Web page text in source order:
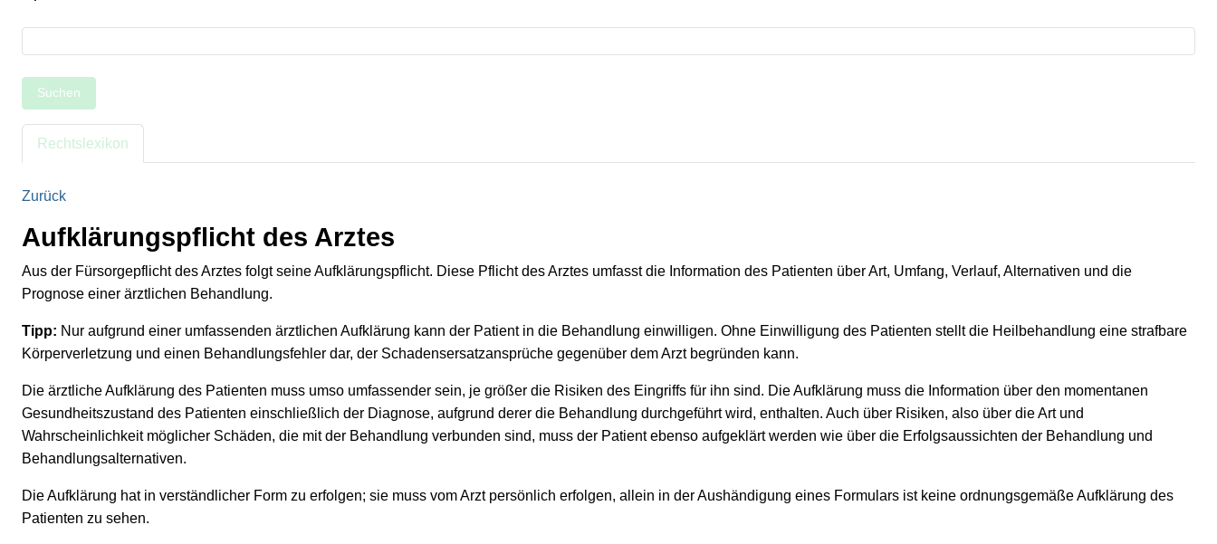
Suchen
Rechtslexikon
Zurück
Aufklärungspflicht des Arztes
Aus der Fürsorgepflicht des Arztes folgt seine Aufklärungspflicht. Diese Pflicht des Arztes umfasst die Information des Patienten über Art, Umfang, Verlauf, Alternativen und die
Prognose einer ärztlichen Behandlung.
Tipp: Nur aufgrund einer umfassenden ärztlichen Aufklärung kann der Patient in die Behandlung einwilligen. Ohne Einwilligung des Patienten stellt die Heilbehandlung eine strafbare
Körperverletzung und einen Behandlungsfehler dar, der Schadensersatzansprüche gegenüber dem Arzt begründen kann.
Die ärztliche Aufklärung des Patienten muss umso umfassender sein, je größer die Risiken des Eingriffs für ihn sind. Die Aufklärung muss die Information über den momentanen
Gesundheitszustand des Patienten einschließlich der Diagnose, aufgrund derer die Behandlung durchgeführt wird, enthalten. Auch über Risiken, also über die Art und
Wahrscheinlichkeit möglicher Schäden, die mit der Behandlung verbunden sind, muss der Patient ebenso aufgeklärt werden wie über die Erfolgsaussichten der Behandlung und
Behandlungsalternativen.
Die Aufklärung hat in verständlicher Form zu erfolgen; sie muss vom Arzt persönlich erfolgen, allein in der Aushändigung eines Formulars ist keine ordnungsgemäße Aufklärung des
Patienten zu sehen.